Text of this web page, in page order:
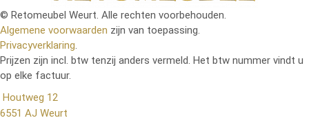
© Retomeubel Weurt. Alle rechten voorbehouden.
Algemene voorwaarden zijn van toepassing.
Privacyverklaring.
Prijzen zijn incl. btw tenzij anders vermeld. Het btw nummer vindt u
op elke factuur.
Houtweg 12
6551 AJ Weurt